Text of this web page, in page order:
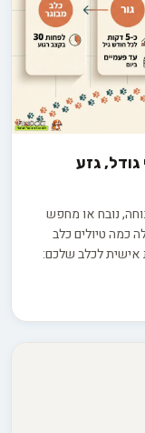
גזע
נובח או מחפש
כמה טיולים כלב
לכלב שלכם:
לכלב שלכם,